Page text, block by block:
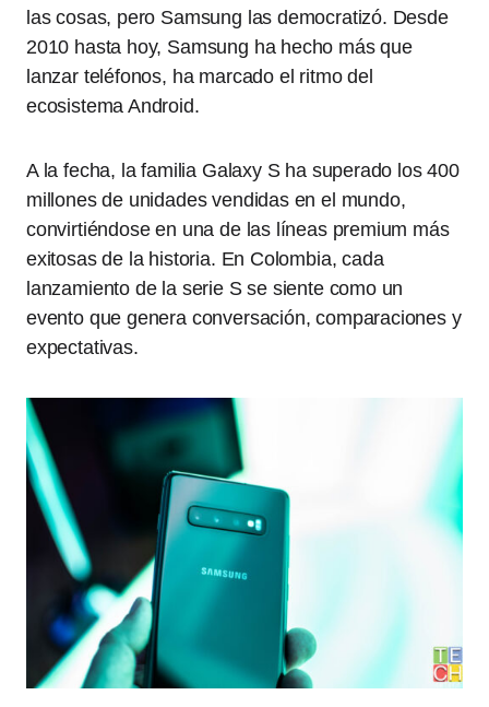
las cosas, pero Samsung las democratizó. Desde
2010 hasta hoy, Samsung ha hecho más que
lanzar teléfonos, ha marcado el ritmo del
ecosistema Android.
A la fecha, la familia Galaxy S ha superado los 400
millones de unidades vendidas en el mundo,
convirtiéndose en una de las líneas premium más
exitosas de la historia. En Colombia, cada
lanzamiento de la serie S se siente como un
evento que genera conversación, comparaciones y
expectativas.